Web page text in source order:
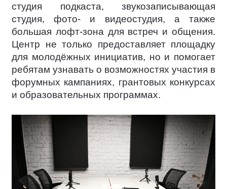
студия подкаста, звукозаписывающая
студия, фото- и видеостудия, а также
большая лофт-зона для встреч и общения.
Центр не только предоставляет площадку
для молодёжных инициатив, но и помогает
ребятам узнавать о возможностях участия в
форумных кампаниях, грантовых конкурсах
и образовательных программах.